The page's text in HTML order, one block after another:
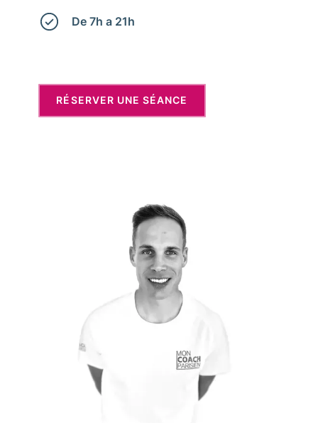
De 7h a 21h
RÉSERVER UNE SÉANCE